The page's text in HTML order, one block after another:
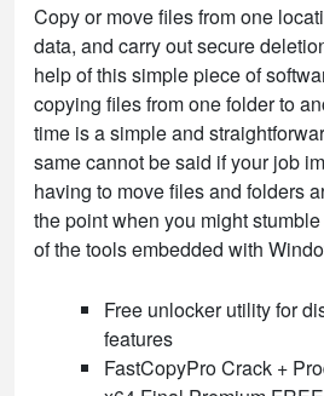
Copy or move files from one
data, and carry out secure
help of this simple piece of
copying files from one folder to
time is a simple and
same cannot be said if your job
having to move files and folders
the point when you might
of the tools embedded with
Free unlocker utility for
features
FastCopyPro Crack +